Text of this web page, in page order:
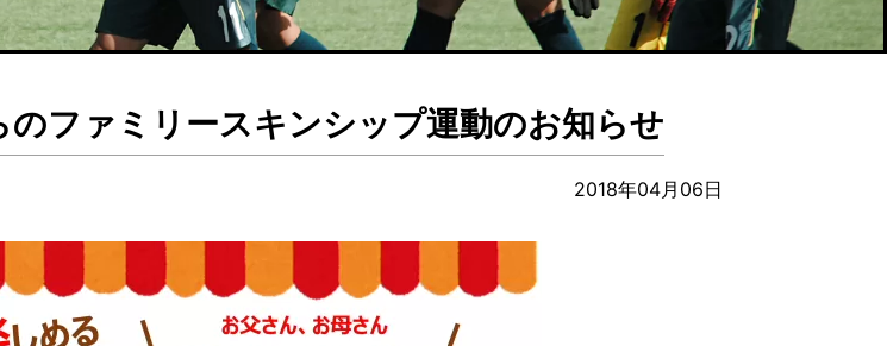
のファミリースキンシップ運動のお知らせ
2018年04月06日